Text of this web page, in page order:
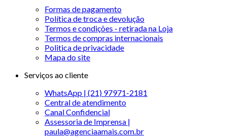
Formas de pagamento
Política de troca e devolução
Termos e condições - retirada na Loja
Termos de compras internacionais
Politica de privacidade
Mapa do site
Serviços ao cliente
WhatsApp | (21) 97971-2181
Central de atendimento
Canal Confidencial
Assessoria de Imprensa |
paula@agenciaamais.com.br